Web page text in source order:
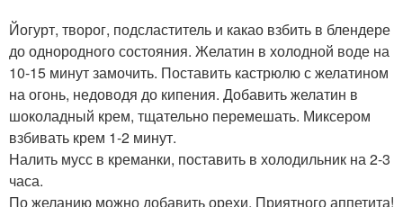
Йогурт, творог, подсластитель и какао взбить в блендере
до однородного состояния. Желатин в холодной воде на
10-15 минут замочить. Поставить кастрюлю с желатином
на огонь, недоводя до кипения. Добавить желатин в
шоколадный крем, тщательно перемешать. Миксером
взбивать крем 1-2 минут.
Налить мусс в креманки, поставить в холодильник на 2-3
часа.
По желанию можно добавить орехи. Приятного аппетита!